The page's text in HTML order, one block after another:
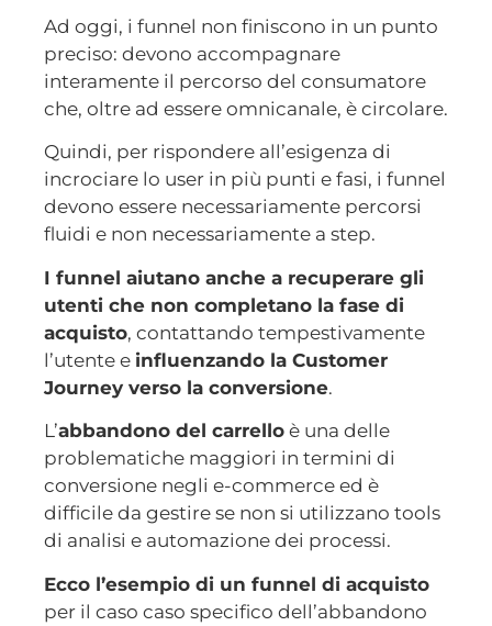
Ad oggi, i funnel non finiscono in un punto
preciso: devono accompagnare
interamente il percorso del consumatore
che, oltre ad essere omnicanale, è circolare.
Quindi, per rispondere all’esigenza di
incrociare lo user in più punti e fasi, i funnel
devono essere necessariamente percorsi
fluidi e non necessariamente a step.
I funnel aiutano anche a recuperare gli
utenti che non completano la fase di
acquisto, contattando tempestivamente
l’utente e influenzando la Customer
Journey verso la conversione.
L’abbandono del carrello è una delle
problematiche maggiori in termini di
conversione negli e-commerce ed è
difficile da gestire se non si utilizzano tools
di analisi e automazione dei processi.
Ecco l’esempio di un funnel di acquisto
per il caso caso specifico dell’abbandono